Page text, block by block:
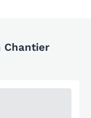
Chantier